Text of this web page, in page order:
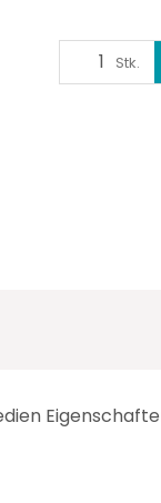
Stk.